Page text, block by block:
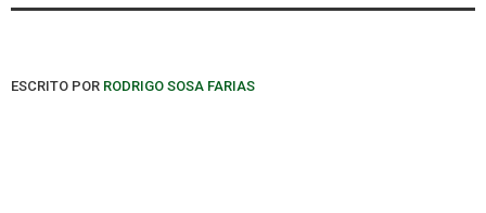
ESCRITO POR RODRIGO SOSA FARIAS